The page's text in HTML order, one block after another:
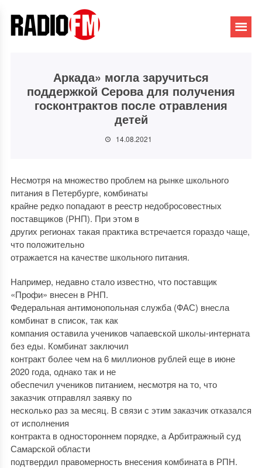
Аркада» могла заручиться
поддержкой Серова для получения
госконтрактов после отравления
детей
14.08.2021
Несмотря на множество проблем на рынке школьного
питания в Петербурге, комбинаты
крайне редко попадают в реестр недобросовестных
поставщиков (РНП). При этом в
других регионах такая практика встречается гораздо чаще,
что положительно
отражается на качестве школьного питания.
Например, недавно стало известно, что поставщик
«Профи» внесен в РНП.
Федеральная антимонопольная служба (ФАС) внесла
комбинат в список, так как
компания оставила учеников чапаевской школы-интерната
без еды. Комбинат заключил
контракт более чем на 6 миллионов рублей еще в июне
2020 года, однако так и не
обеспечил учеников питанием, несмотря на то, что
заказчик отправлял заявку по
несколько раз за месяц. В связи с этим заказчик отказался
от исполнения
контракта в одностороннем порядке, а Арбитражный суд
Самарской области
подтвердил правомерность внесения комбината в РПН.